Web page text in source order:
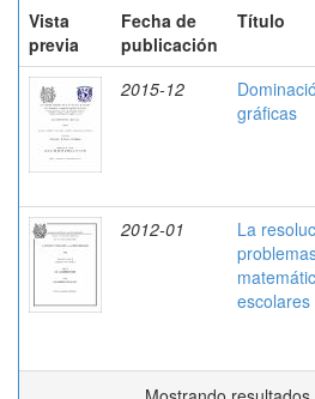
Vista
previa
Fecha de
publicación
Título
2015-12
gráficas
2012-01
La
escolares